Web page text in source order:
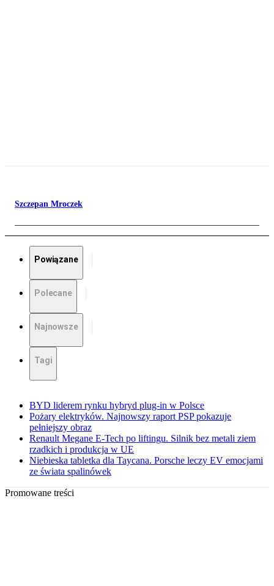
Szczepan Mroczek
Powiązane
Polecane
Najnowsze
Tagi
BYD liderem rynku hybryd plug-in w Polsce
Pożary elektryków. Najnowszy raport PSP pokazuje
pełniejszy obraz
Renault Megane E-Tech po liftingu. Silnik bez metali ziem
rzadkich i produkcja w UE
Niebieska tabletka dla Taycana. Porsche leczy EV emocjami
ze świata spalinówek
Promowane treści